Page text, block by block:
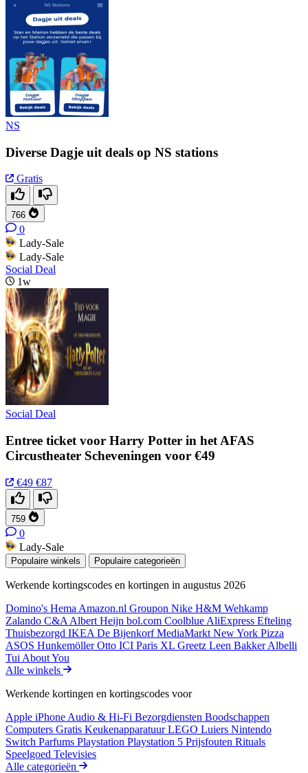
NS
Diverse Dagje uit deals op NS stations
Gratis
766
0
Lady-Sale
Lady-Sale
Social Deal
1w
Social Deal
Entree ticket voor Harry Potter in het AFAS
Circustheater Scheveningen voor €49
€49 €87
759
0
Lady-Sale
Populaire winkels Populaire categorieën
Werkende kortingscodes en kortingen in augustus 2026
Domino's Hema Amazon.nl Groupon Nike H&M Wehkamp
Zalando C&A Albert Heijn bol.com Coolblue AliExpress Efteling
Thuisbezorgd IKEA De BijenkorfMediaMarkt New York Pizza
ASOS HunkemöllerOtto ICI Paris XL Greetz Leen BakkerAlbelli
Tui About You
Alle winkels
Werkende kortingen en kortingscodes voor
Apple iPhone Audio & Hi-Fi Bezorgdiensten Boodschappen
Computers Gratis KeukenapparatuurLEGO Luiers Nintendo
Switch Parfums Playstation Playstation 5 Prijsfouten Rituals
Speelgoed Televisies
Alle categorieën